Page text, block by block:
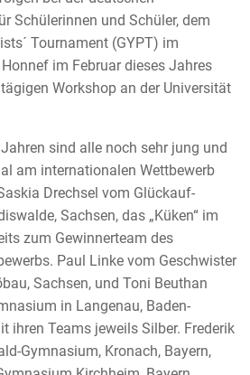
Schülerinnen und Schüler, dem
Tournament (GYPT) im
im Februar dieses Jahres
Workshop an der Universität
sind alle noch sehr jung und
am internationalen Wettbewerb
Drechsel vom Glückauf-
Sachsen, das „Küken“ im
zum Gewinnerteam des
Paul Linke vom Geschwister
Sachsen, und Toni Beuthan
in Langenau, Baden-
ihren Teams jeweils Silber. Frederik
Gymnasium, Kronach, Bayern,